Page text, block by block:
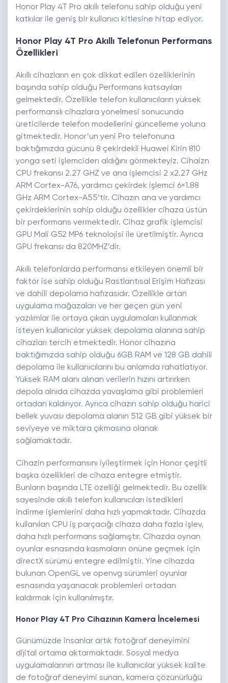
Honor Play 4T Pro akıllı telefonu sahip olduğu yeni
katkılar ile geniş bir kullanıcı kitlesine hitap ediyor.
Honor Play 4T Pro Akıllı Telefonun Performans
Özellikleri
Akıllı cihazların en çok dikkat edilen özelliklerinin
başında sahip olduğu Performans katsayıları
gelmektedir. Özellikle telefon kullanıcıların yüksek
performanslı cihazlara yönelmesi sonucunda
üreticilerde telefon modellerini güncelleme yoluna
gitmektedir. Honor’un yeni Pro telefonuna
baktığımızda gücünü 8 çekirdekli Huawei Kirin 810
yonga seti işlemciden aldığını görmekteyiz. Cihaizn
CPU frekansı 2.27 GHZ ve ana işlemcisi 2 x2.27 GHz
ARM Cortex-A76, yardımcı çekirdek işlemci 6×1.88
GHz ARM Cortex-A55’tir. Cihazın ana ve yardımcı
çekirdeklerinin sahip olduğu özellikler cihaza üstün
bir performans vermektedir. Cihaz grafik işlemcisi
GPU Mali G52 MP6 teknolojisi ile üretilmiştir. Ayrıca
GPU frekansı da 820MHZ’dir.
Akıllı telefonlarda performansı etkileyen önemli bir
faktör ise sahip olduğu Rastlantısal Erişim Hafızası
ve dahili depolama hafızasıdır. Özellikle artan
uygulama mağazaları ve her geçen gün yeni
yazılımlar ile ortaya çıkan uygulamaları kullanmak
isteyen kullanıcılar yüksek depolama alanına sahip
cihazları tercih etmektedir. Honor cihazına
baktığımızda sahip olduğu 6GB RAM ve 128 GB dahili
depolama ile kullanıcılarını bu anlamda rahatlatıyor.
Yüksek RAM alanı alınan verilerin hızını artırırken
depola alnıda cihazda yavaşlama gibi problemleri
ortadan kaldırıyor. Ayrıca cihazın sahip olduğu harici
bellek yuvası depolama alanın 512 GB gibi yüksek bir
seviyeye ve miktara çıkmasına olanak
sağlamaktadır.
Cihazin performansını iyileştirmek için Honor çeşitli
başka özellikleri de cihaza entegre etmiştir.
Bunların başında LTE özelliği gelmektedir. Bu özellik
sayesinde akıllı telefon kullanıcıları istedikleri
indirme işlemlerini daha hızlı yapmaktadır. Cihazda
kullanılan CPU iş parçacığı cihaza daha fazla işlev,
daha hızlı performans sağlamıştır. Cihazda oynan
oyunlar esnasında kasmaların önüne geçmek için
directX sürümü entegre edilmiştir. Yine cihazda
bulunan OpenGL ve openvg sürümleri oyunlar
esnasında yaşanacak problemleri ortadan
kaldırmak için kullanılmıştır.
Honor Play 4T Pro Cihazının Kamera İncelemesi
Günümüzde insanlar artık fotoğraf deneyimini
dijital ortama aktarmaktadır. Sosyal medya
uygulamalarının artması ile kullanıcılar yüksek kalite
de fotoğraf deneyimi sunan, kamera çözünürlüğü